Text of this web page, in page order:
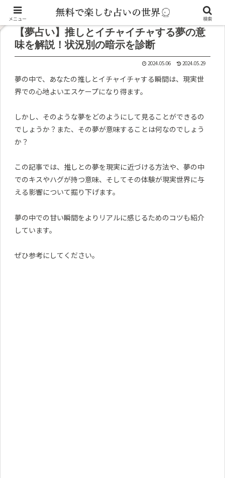
記事内に広告が含まれています。
【夢占い】推しとイチャイチャする夢の意
味を解説！状況別の暗示を診断
2024.05.06 2024.05.29
夢の中で、あなたの推しとイチャイチャする瞬間は、現実世
界での心地よいエスケープになり得ます。
しかし、そのような夢をどのようにして見ることができるの
でしょうか？また、その夢が意味することは何なのでしょう
か？
この記事では、推しとの夢を現実に近づける方法や、夢の中
でのキスやハグが持つ意味、そしてその体験が現実世界に与
える影響について掘り下げます。
夢の中での甘い瞬間をよりリアルに感じるためのコツも紹介
しています。
ぜひ参考にしてください。
メニュー 検索